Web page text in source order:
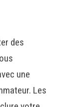
des
une
Les